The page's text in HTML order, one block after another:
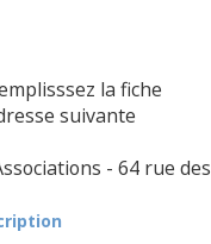
la fiche
suivante
- 64 rue des